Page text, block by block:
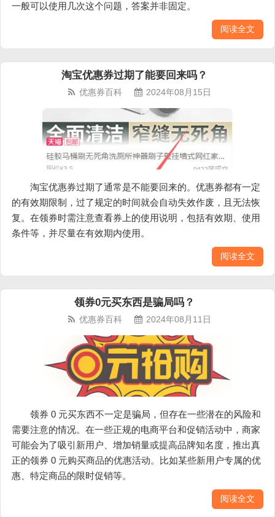
一般可以使用几次这个问题，答案并非固定。
阅读全文
淘宝优惠券过期了能要回来吗？
优惠券百科 2024年08月15日
淘宝优惠券过期了通常是不能要回来的。优惠券都有一定
的有效期限制，过了规定的时间就会自动失效作废，且无法恢
复。在领券时需注意查看券上的使用说明，包括有效期、使用
条件等，并尽量在有效期内使用。
阅读全文
领券0元买东西是骗局吗？
优惠券百科 2024年08月11日
领券 0 元买东西不一定是骗局，但存在一些潜在的风险和
需要注意的情况。在一些正规的电商平台和促销活动中，商家
可能会为了吸引新用户、增加销量或提高品牌知名度，推出真
正的领券 0 元购买商品的优惠活动。比如某些新用户专属的优
惠、特定商品的限时促销等。
阅读全文